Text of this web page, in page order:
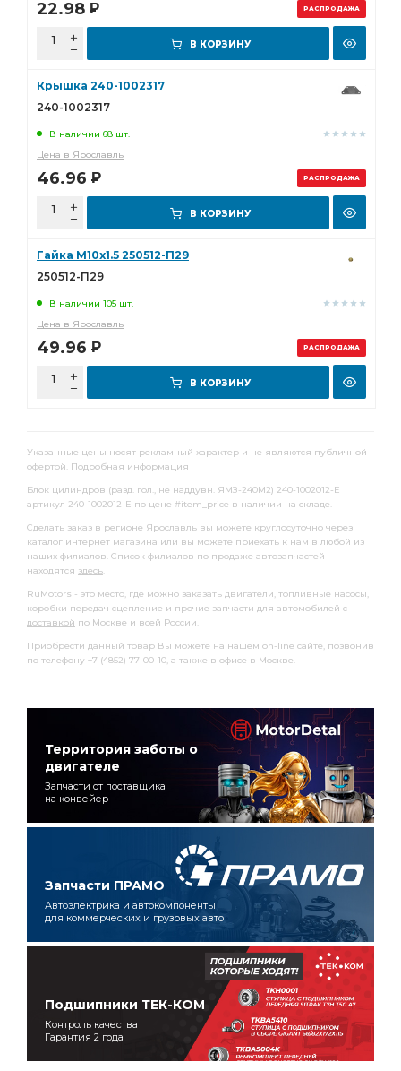
РАСПРОДАЖА
22.98 Р
В КОРЗИНУ
РАСПРОДАЖА
Крышка 240-1002317
240-1002317
В наличии 68 шт.
Цена в Ярославль
46.96 Р
В КОРЗИНУ
РАСПРОДАЖА
Гайка М10х1.5 250512-П29
250512-П29
В наличии 105 шт.
Цена в Ярославль
49.96 Р
В КОРЗИНУ
Указанные цены носят рекламный характер и не являются публичной
офертой. Подробная информация
Блок цилиндров (разд. гол., не наддувн. ЯМЗ-240М2) 240-1002012-Е
артикул 240-1002012-Е по цене #item_price в наличии на складе.
Сделать заказ в регионе Ярославль вы можете круглосуточно через
каталог интернет магазина или вы можете приехать к нам в любой из
наших филиалов. Список филиалов по продаже автозапчастей
находятся здесь.
RuMotors - это место, где можно заказать двигатели, топливные насосы,
коробки передач сцепление и прочие запчасти для автомобилей с
доставкой по Москве и всей России.
Приобрести данный товар Вы можете на нашем on-line сайте, позвонив
по телефону +7 (4852) 77-00-10, а также в офисе в Москве.
Территория заботы о
двигателе
Запчасти от поставщика
на конвейер
Запчасти ПРАМО
Автоэлектрика и автокомпоненты
для коммерческих и грузовых авто
Подшипники ТЕК-КОМ
Контроль качества
Гарантия 2 года